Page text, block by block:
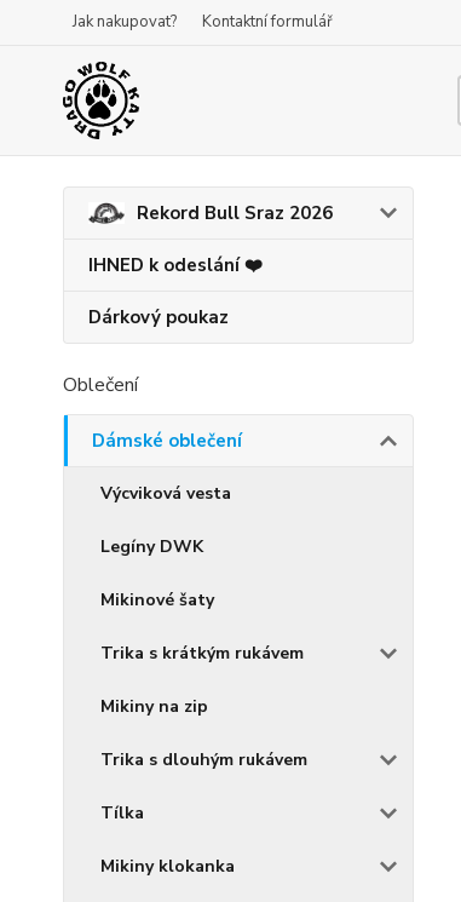
Jak nakupovat? Kontaktní formulář
Rekord Bull Sraz 2026
IHNED k odeslání ❤️
Dárkový poukaz
Oblečení
Dámské oblečení
Výcviková vesta
Legíny DWK
Mikinové šaty
Trika s krátkým rukávem
Mikiny na zip
Trika s dlouhým rukávem
Tílka
Mikiny klokanka